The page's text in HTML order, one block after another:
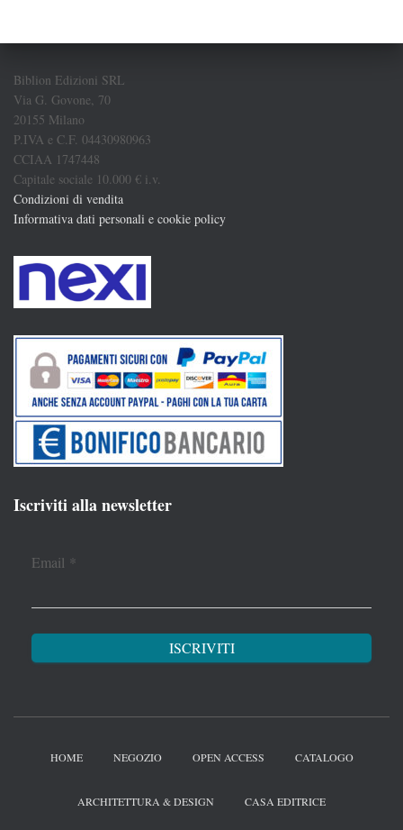
Biblion Edizioni SRL
Via G. Govone, 70
20155 Milano
P.IVA e C.F. 04430980963
CCIAA 1747448
Capitale sociale 10.000 € i.v.
Condizioni di vendita
Informativa dati personali e cookie policy
Iscriviti alla newsletter
Email *
HOME NEGOZIO OPEN ACCESS CATALOGO
ARCHITETTURA & DESIGN CASA EDITRICE